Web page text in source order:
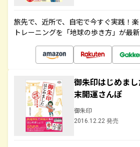
旅先で、近所で、自宅で今すぐ実践！
トレーニングを「地球の歩き方」が最
御朱印はじめま
末開運さんぽ
御朱印
2016.12.22 発売